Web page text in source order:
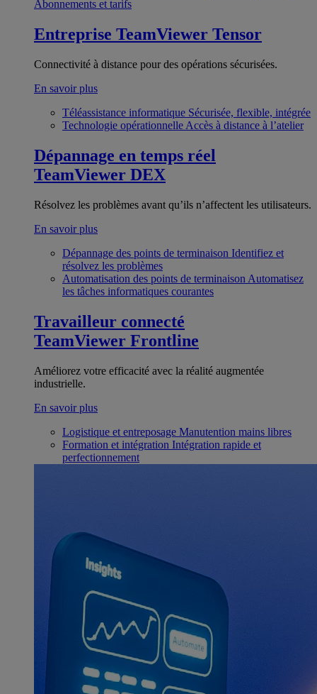
Abonnements et tarifs
Entreprise TeamViewer Tensor
Connectivité à distance pour des opérations sécurisées.
En savoir plus
Téléassistance informatique Sécurisée, flexible, intégrée
Technologie opérationnelle Accès à distance à l’atelier
Dépannage en temps réel
TeamViewer DEX
Résolvez les problèmes avant qu’ils n’affectent les utilisateurs.
En savoir plus
Dépannage des points de terminaison Identifiez et
résolvez les problèmes
Automatisation des points de terminaison Automatisez
les tâches informatiques courantes
Travailleur connecté
TeamViewer Frontline
Améliorez votre efficacité avec la réalité augmentée
industrielle.
En savoir plus
Logistique et entreposage Manutention mains libres
Formation et intégration Intégration rapide et
perfectionnement